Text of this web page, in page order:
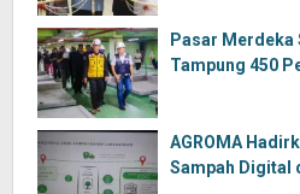
Pasar Merdeka
Tampung 450
AGROMA
Sampah Digital